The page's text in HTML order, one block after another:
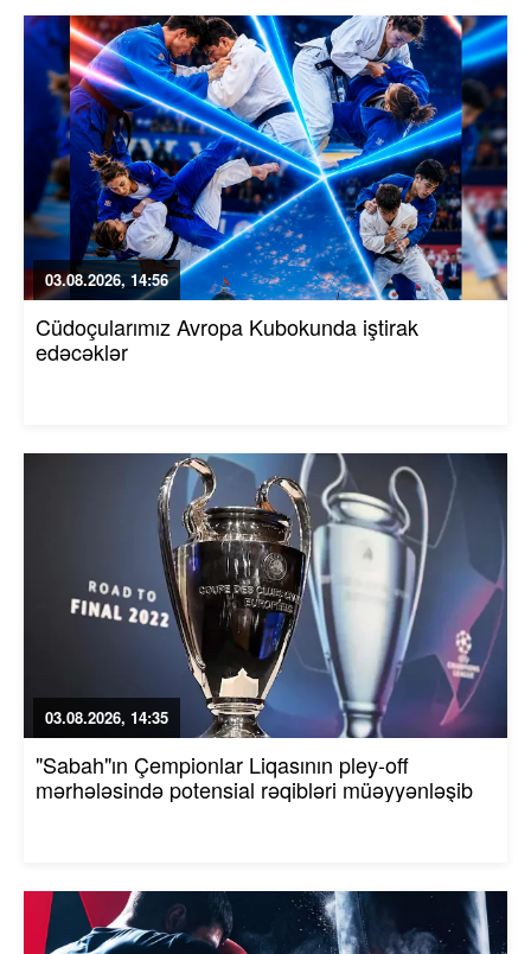
03.08.2026, 14:56
Cüdoçularımız Avropa Kubokunda iştirak
edəcəklər
03.08.2026, 14:35
"Sabah"ın Çempionlar Liqasının pley-off
mərhələsində potensial rəqibləri müəyyənləşib